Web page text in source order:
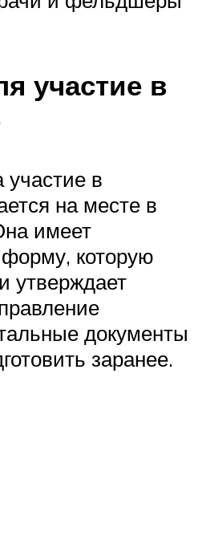
участие в
участие в
на месте в
имеет
которую
утверждает
документы
заранее.